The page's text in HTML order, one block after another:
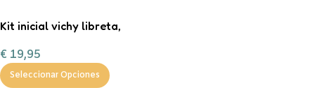
Kit inicial vichy libreta,
€ 19,95
Seleccionar Opciones